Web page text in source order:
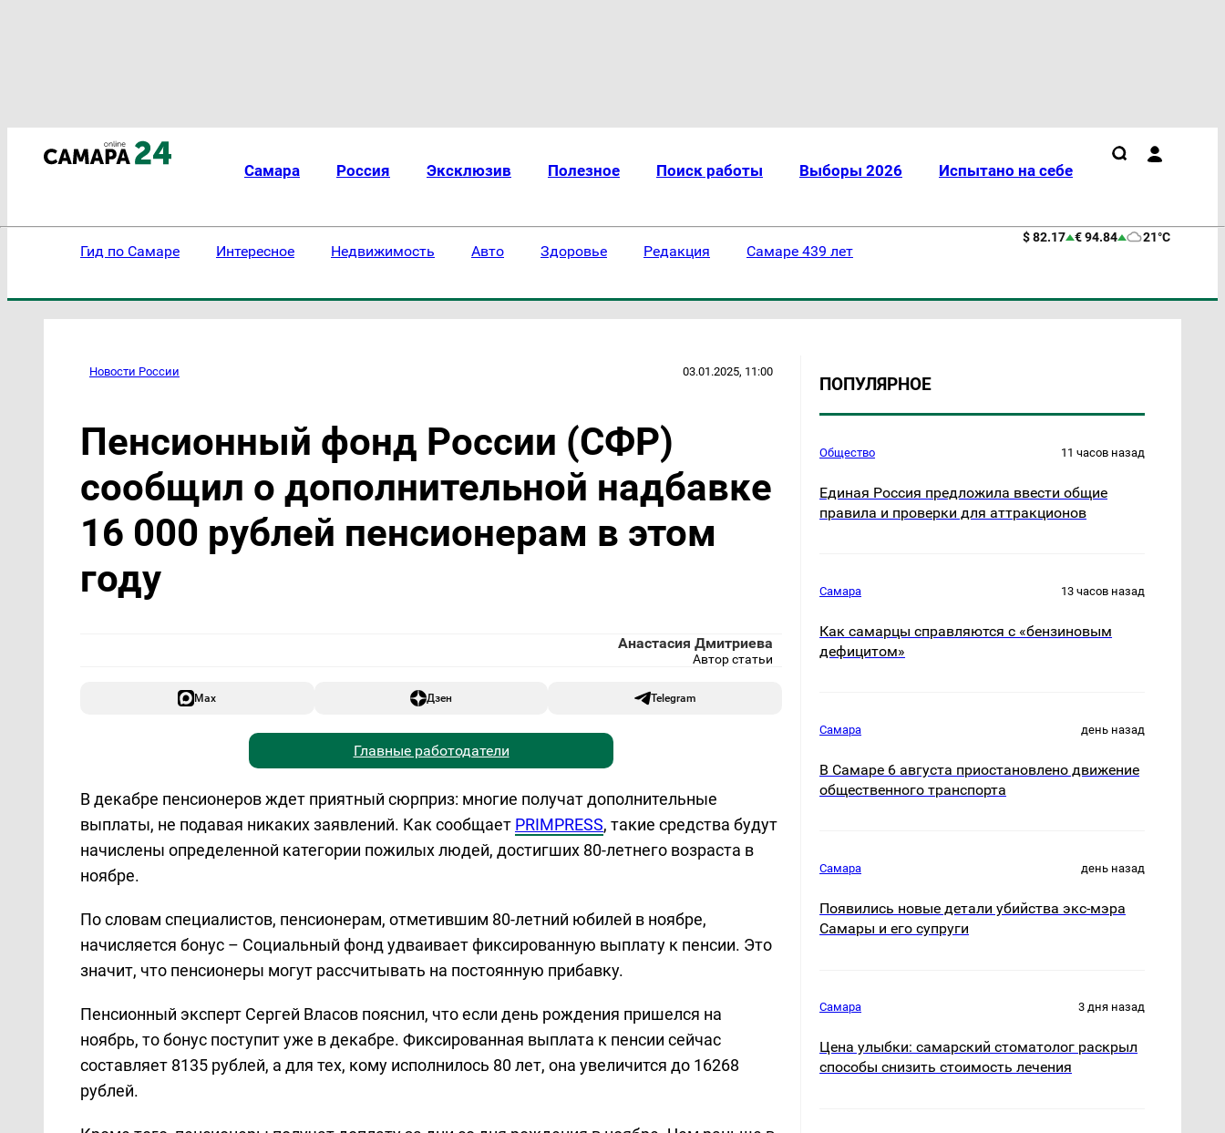
Самара Россия Эксклюзив Полезное Поиск работы Выборы 2026 Испытано на себе
Гид по Самаре Интересное Недвижимость Авто Здоровье Редакция Самаре 439 лет
$ 82.17 € 94.84 21°C
Новости России 03.01.2025, 11:00
Пенсионный фонд России (СФР)
сообщил о дополнительной надбавке
16 000 рублей пенсионерам в этом
году
Анастасия Дмитриева
Автор статьи
Max Дзен Telegram
Главные работодатели
В декабре пенсионеров ждет приятный сюрприз: многие получат дополнительные
выплаты, не подавая никаких заявлений. Как сообщает PRIMPRESS, такие средства будут
начислены определенной категории пожилых людей, достигших 80-летнего возраста в
ноябре.
По словам специалистов, пенсионерам, отметившим 80-летний юбилей в ноябре,
начисляется бонус – Социальный фонд удваивает фиксированную выплату к пенсии. Это
значит, что пенсионеры могут рассчитывать на постоянную прибавку.
Пенсионный эксперт Сергей Власов пояснил, что если день рождения пришелся на
ноябрь, то бонус поступит уже в декабре. Фиксированная выплата к пенсии сейчас
составляет 8135 рублей, а для тех, кому исполнилось 80 лет, она увеличится до 16268
рублей.
ПОПУЛЯРНОЕ
Общество 11 часов назад
Единая Россия предложила ввести общие
правила и проверки для аттракционов
Самара 13 часов назад
Как самарцы справляются с «бензиновым
дефицитом»
Самара день назад
В Самаре 6 августа приостановлено движение
общественного транспорта
Самара день назад
Появились новые детали убийства экс-мэра
Самары и его супруги
Самара 3 дня назад
Цена улыбки: самарский стоматолог раскрыл
способы снизить стоимость лечения